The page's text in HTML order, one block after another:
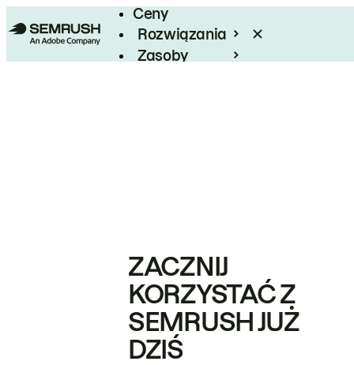
Ceny
Rozwiązania
Zasoby
ZACZNIJ
KORZYSTAĆ Z
SEMRUSH JUŻ
DZIŚ